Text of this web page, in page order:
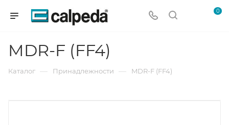
0
MDR-F (FF4)
Каталог — Принадлежности — MDR-F (FF4)